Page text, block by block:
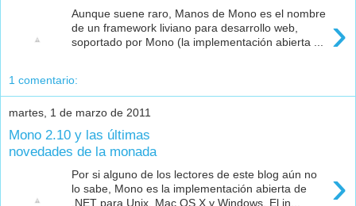
›
Aunque suene raro, Manos de Mono es el nombre
de un framework liviano para desarrollo web,
soportado por Mono (la implementación abierta ...
1 comentario:
martes, 1 de marzo de 2011
Mono 2.10 y las últimas
novedades de la monada
›
Por si alguno de los lectores de este blog aún no
lo sabe, Mono es la implementación abierta de
.NET para Unix, Mac OS X y Windows. El in...